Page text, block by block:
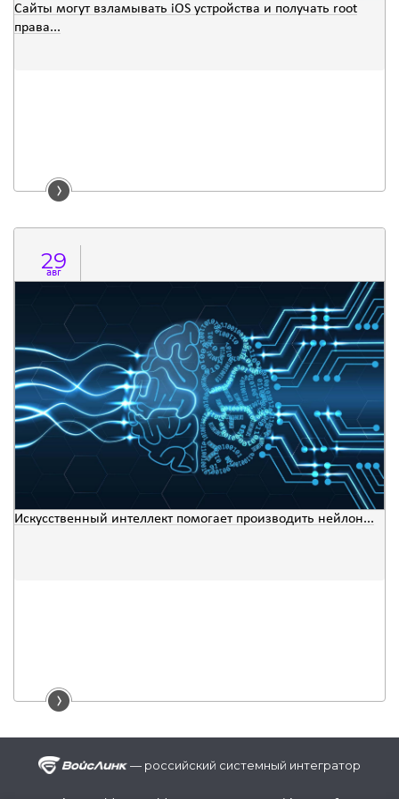
Сайты могут взламывать iOS устройства и получать root
права...
29
авг
Искусственный интеллект помогает производить нейлон...
— российский системный интегратор